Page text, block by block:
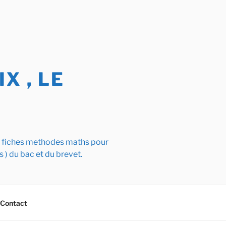
, LE
methodes maths pour
) du bac et du brevet.
Contact